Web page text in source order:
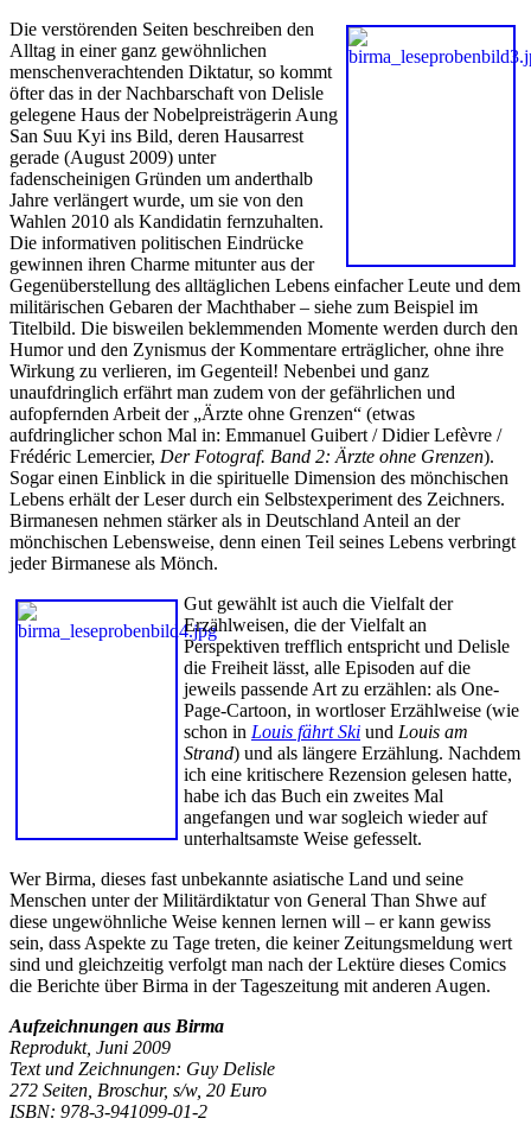
Die verstörenden Seiten beschreiben den
Alltag in einer ganz gewöhnlichen
menschenverachtenden Diktatur, so kommt
öfter das in der Nachbarschaft von Delisle
gelegene Haus der Nobelpreisträgerin Aung
San Suu Kyi ins Bild, deren Hausarrest
gerade (August 2009) unter
fadenscheinigen Gründen um anderthalb
Jahre verlängert wurde, um sie von den
Wahlen 2010 als Kandidatin fernzuhalten.
Die informativen politischen Eindrücke
gewinnen ihren Charme mitunter aus der
Gegenüberstellung des alltäglichen Lebens einfacher Leute und dem
militärischen Gebaren der Machthaber – siehe zum Beispiel im
Titelbild. Die bisweilen beklemmenden Momente werden durch den
Humor und den Zynismus der Kommentare erträglicher, ohne ihre
Wirkung zu verlieren, im Gegenteil! Nebenbei und ganz
unaufdringlich erfährt man zudem von der gefährlichen und
aufopfernden Arbeit der „Ärzte ohne Grenzen“ (etwas
aufdringlicher schon Mal in: Emmanuel Guibert / Didier Lefèvre /
Frédéric Lemercier, Der Fotograf. Band 2: Ärzte ohne Grenzen).
Sogar einen Einblick in die spirituelle Dimension des mönchischen
Lebens erhält der Leser durch ein Selbstexperiment des Zeichners.
Birmanesen nehmen stärker als in Deutschland Anteil an der
mönchischen Lebensweise, denn einen Teil seines Lebens verbringt
jeder Birmanese als Mönch.
Gut gewählt ist auch die Vielfalt der
Erzählweisen, die der Vielfalt an
Perspektiven trefflich entspricht und Delisle
die Freiheit lässt, alle Episoden auf die
jeweils passende Art zu erzählen: als One-
Page-Cartoon, in wortloser Erzählweise (wie
schon in Louis fährt Ski und Louis am
Strand) und als längere Erzählung. Nachdem
ich eine kritischere Rezension gelesen hatte,
habe ich das Buch ein zweites Mal
angefangen und war sogleich wieder auf
unterhaltsamste Weise gefesselt.
Wer Birma, dieses fast unbekannte asiatische Land und seine
Menschen unter der Militärdiktatur von General Than Shwe auf
diese ungewöhnliche Weise kennen lernen will – er kann gewiss
sein, dass Aspekte zu Tage treten, die keiner Zeitungsmeldung wert
sind und gleichzeitig verfolgt man nach der Lektüre dieses Comics
die Berichte über Birma in der Tageszeitung mit anderen Augen.
Aufzeichnungen aus Birma
Reprodukt, Juni 2009
Text und Zeichnungen: Guy Delisle
272 Seiten, Broschur, s/w, 20 Euro
ISBN: 978-3-941099-01-2